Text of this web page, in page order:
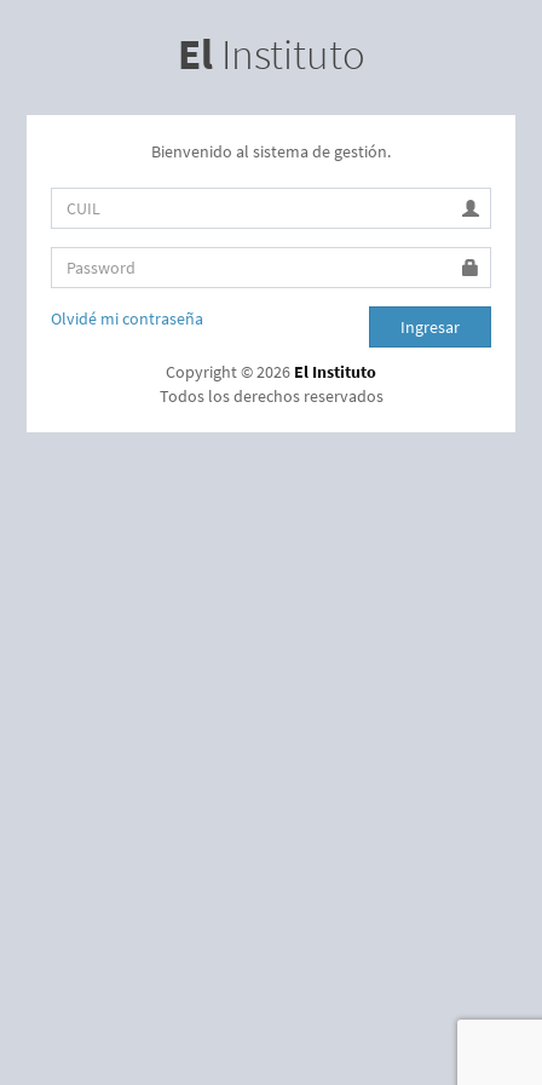
ElInstituto
Bienvenido al sistema de gestión.
Olvidé mi contraseña Ingresar
Copyright ©2026 El Instituto
Todos los derechos reservados